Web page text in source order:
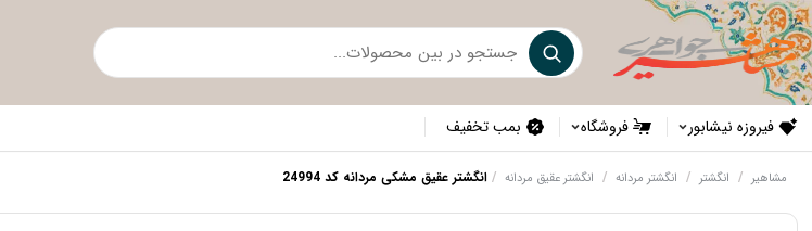
فیروزه نیشابور فروشگاه بمب تخفیف
مشاهیر / انگشتر / انگشتر مردانه / انگشتر عقیق مردانه /انگشتر عقیق مشکی مردانه کد 24994